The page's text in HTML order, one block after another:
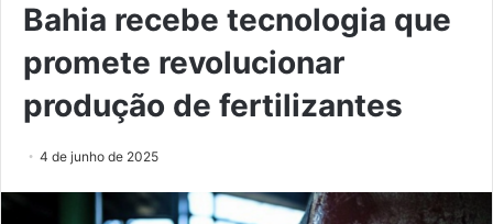
Bahia recebe tecnologia que
promete revolucionar
produção de fertilizantes
4 de junho de 2025